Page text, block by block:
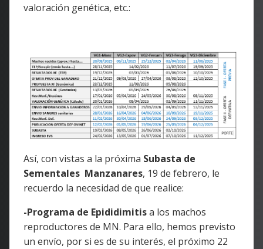
valoración genética, etc.:
Así, con vistas a la próxima Subasta de
Sementales Manzanares, 19 de febrero, le
recuerdo la necesidad de que realice:
-Programa de Epididimitisa los machos
reproductores de MN. Para ello, hemos previsto
un envío, por si es de su interés, el próximo 22